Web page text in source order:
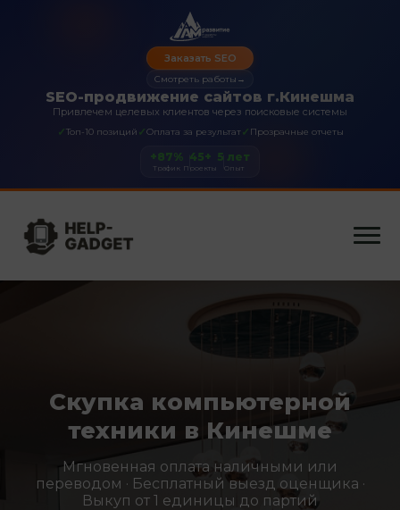
SEO-продвижение сайтов г.Кинешма
Привлечем целевых клиентов через поисковые системы
✓Топ-10 позиций ✓Оплата за результат✓ Прозрачные отчеты
Заказать SEO
Смотреть работы →
+87%
Трафик
45+
Проекты
5 лет
Опыт
Скупка компьютерной
техники в Кинешме
Мгновенная оплата наличными или
переводом · Бесплатный выезд оценщика ·
Выкуп от 1 единицы до партий